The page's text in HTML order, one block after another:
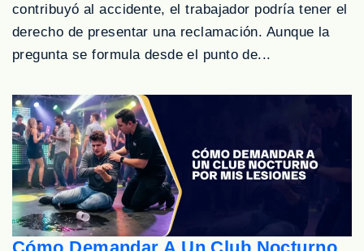
contribuyó al accidente, el trabajador podría tener el
derecho de presentar una reclamación. Aunque la
pregunta se formula desde el punto de...